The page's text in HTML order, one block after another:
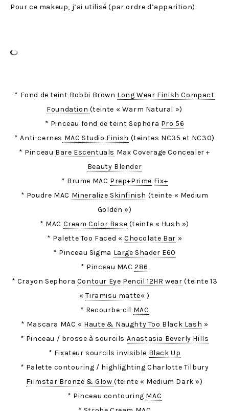
Pour ce makeup, j’ai utilisé (par ordre d’apparition):
* Fond de teint Bobbi Brown Long Wear Finish Compact
Foundation (teinte « Warm Natural »)
* Pinceau fond de teint Sephora Pro 56
* Anti-cernes MAC Studio Finish (teintes NC35 et NC30)
* Pinceau Bare Escentuals Max Coverage Concealer +
Beauty Blender
* Brume MAC Prep+Prime Fix+
* Poudre MAC Mineralize Skinfinish (teinte « Medium
Golden »)
* MAC Cream Color Base (teinte « Hush »)
* Palette Too Faced «Chocolate Bar »
* Pinceau Sigma Large Shader E60
* Pinceau MAC286
* Crayon Sephora Contour Eye Pencil 12HR wear (teinte 13
«Tiramisu matte« )
* Recourbe-cil MAC
* Mascara MAC « Haute & Naughty Too Black Lash »
* Pinceau / brosse à sourcils Anastasia Beverly Hills
* Fixateur sourcils invisible Black Up
* Palette contouring / highlighting Charlotte Tilbury
Filmstar Bronze & Glow(teinte « Medium Dark »)
* Pinceau contouring MAC